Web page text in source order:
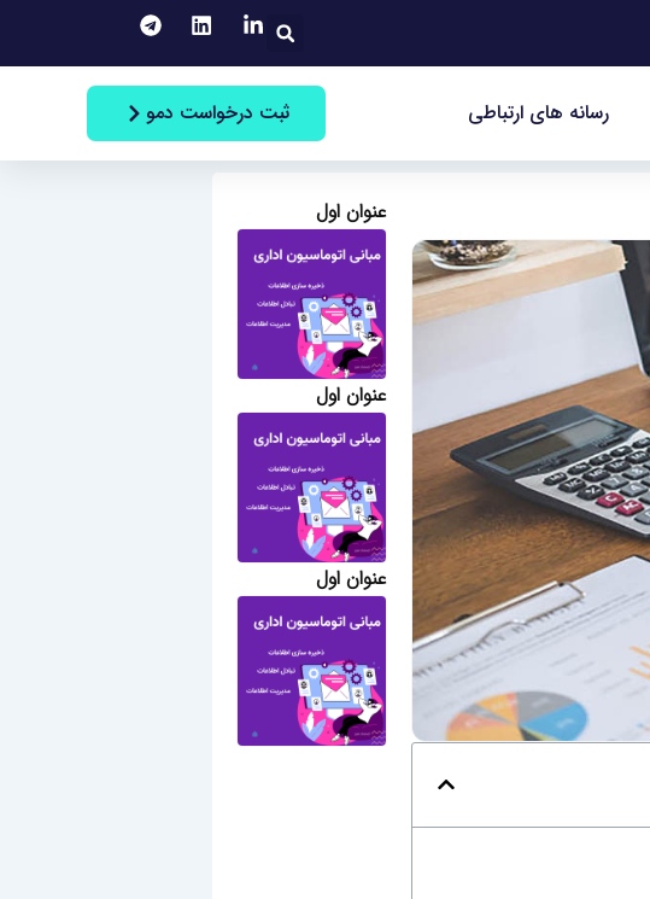
جستجو
رسانه های ارتباطی ثبت درخواست دمو
عنوان اول
عنوان اول
عنوان اول